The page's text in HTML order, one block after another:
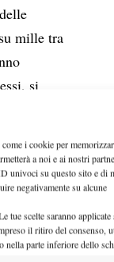
i cookie per
a noi e ai nostri
univoci su questo sito e di
negativamente su alcune
tue scelte saranno applicate
il ritiro del consenso,
nella parte inferiore dello
mille tra
si
di
e lo
anni e
è a
un
giorno di